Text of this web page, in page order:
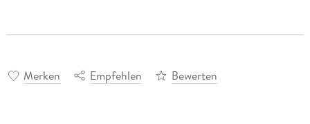
Merken Empfehlen Bewerten